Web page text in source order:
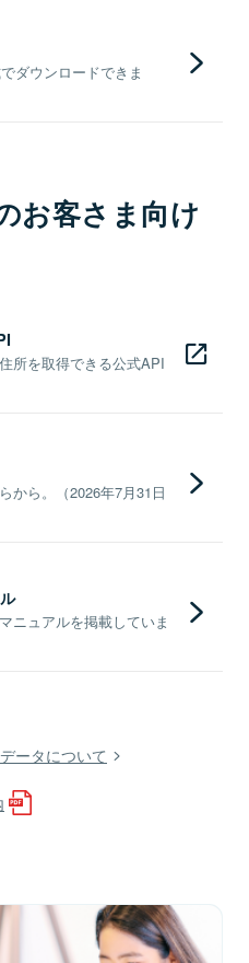
ダウンロードできま
お客さま向け
所を取得できる公式API
から。（2026年7月31日
ニュアルを掲載していま
ータについて